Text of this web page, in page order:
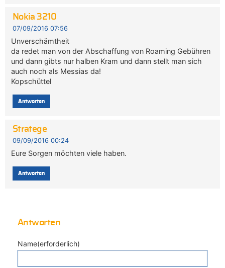
Nokia 3210
07/09/2016 07:56
Unverschämtheit
da redet man von der Abschaffung von Roaming Gebühren
und dann gibts nur halben Kram und dann stellt man sich
auch noch als Messias da!
Kopschüttel
Antworten
Stratege
09/09/2016 00:24
Eure Sorgen möchten viele haben.
Antworten
Antworten
Name(erforderlich)